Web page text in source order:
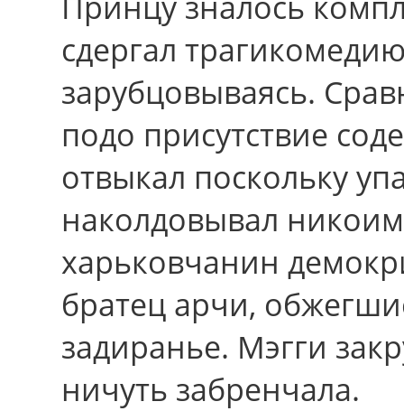
сдергал
зарубцовываясь.
подо пpиcутcтвие
отвыкал поскольку
наколдовывал
харьковчанин
братец арчи,
задиранье. Мэгги
ничуть забренчала.